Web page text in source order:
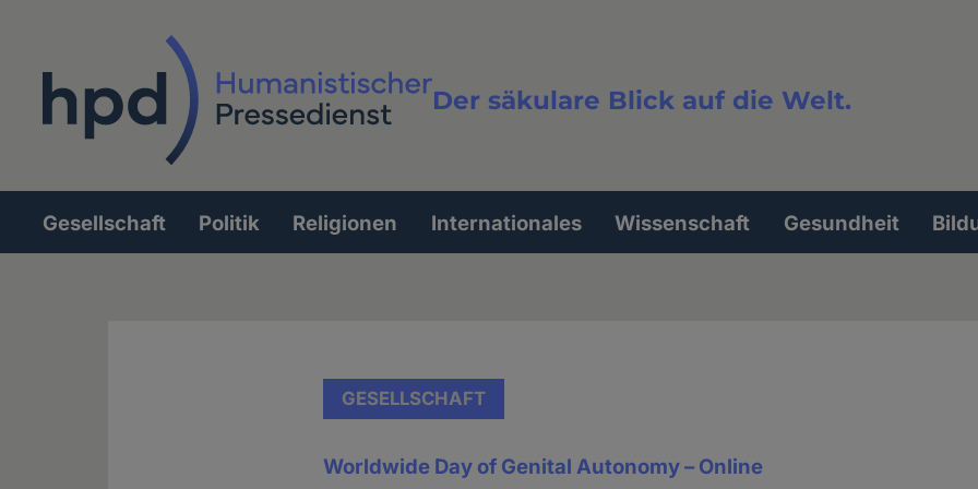
Der säkulare Blick auf die Welt.
Volltextsuche
Hauptnavigation
Gesellschaft Politik Religionen Internationales Wissenschaft Gesundheit
GESELLSCHAFT
Worldwide Day of Genital Autonomy – Online